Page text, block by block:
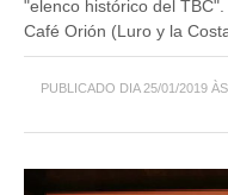
"elenco histórico del
Café Orión (Luro y la
PUBLICADO DIA 25/01/2019